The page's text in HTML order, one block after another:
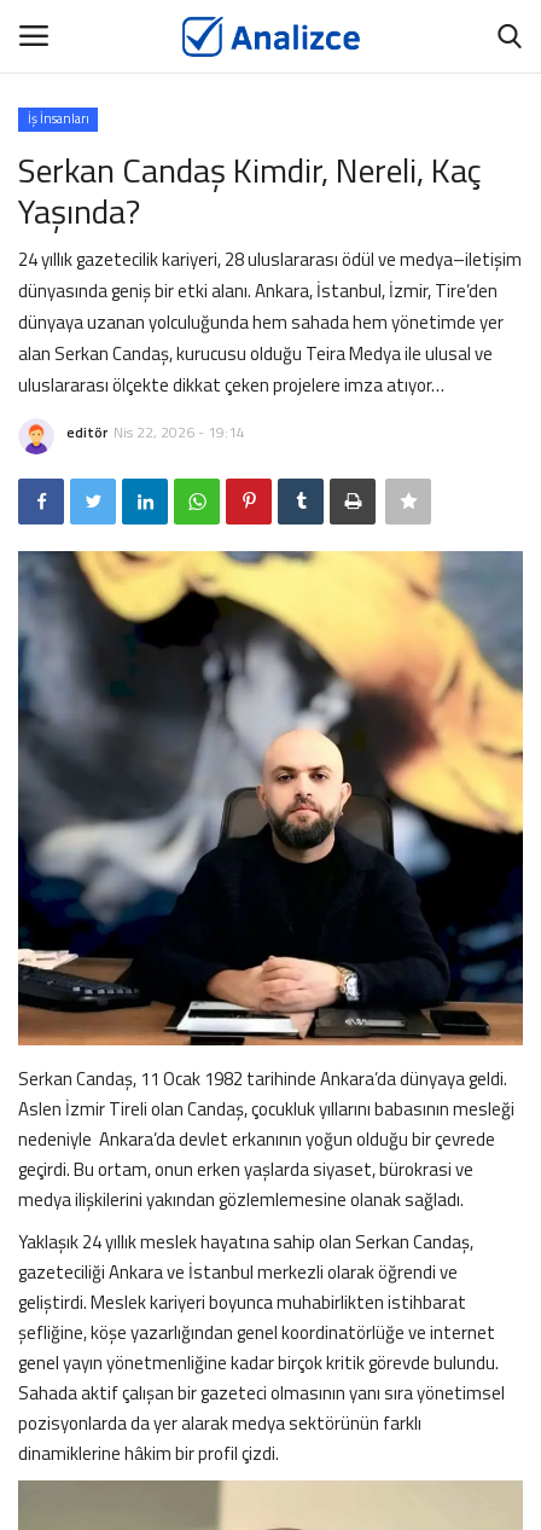
GİRİŞ
Ana Sayfa
ANALİZCE
BİYOGRAFİ
TANITIM YAZISI
İNCELE
İÇERİK YAYINLAT
İLETİŞİM
siyasetciler.com
İş İnsanları
Serkan Candaş Kimdir, Nereli, Kaç
Yaşında?
24 yıllık gazetecilik kariyeri, 28 uluslararası ödül ve medya–iletişim
dünyasında geniş bir etki alanı. Ankara, İstanbul, İzmir, Tire’den
dünyaya uzanan yolculuğunda hem sahada hem yönetimde yer
alan Serkan Candaş, kurucusu olduğu Teira Medya ile ulusal ve
uluslararası ölçekte dikkat çeken projelere imza atıyor…
editör Nis 22, 2026 - 19:14
Serkan Candaş, 11 Ocak 1982 tarihinde Ankara’da dünyaya geldi.
Aslen İzmir Tireli olan Candaş, çocukluk yıllarını babasının mesleği
nedeniyle Ankara’da devlet erkanının yoğun olduğu bir çevrede
geçirdi. Bu ortam, onun erken yaşlarda siyaset, bürokrasi ve
medya ilişkilerini yakından gözlemlemesine olanak sağladı.
Yaklaşık 24 yıllık meslek hayatına sahip olan Serkan Candaş,
gazeteciliği Ankara ve İstanbul merkezli olarak öğrendi ve
geliştirdi. Meslek kariyeri boyunca muhabirlikten istihbarat
şefliğine, köşe yazarlığından genel koordinatörlüğe ve internet
genel yayın yönetmenliğine kadar birçok kritik görevde bulundu.
Sahada aktif çalışan bir gazeteci olmasının yanı sıra yönetimsel
pozisyonlarda da yer alarak medya sektörünün farklı
dinamiklerine hâkim bir profil çizdi.